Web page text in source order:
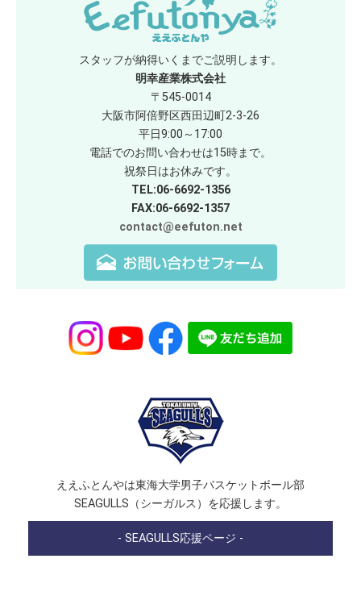
スタッフが納得いくまでご説明します。
明幸産業株式会社
〒545-0014
大阪市阿倍野区西田辺町2-3-26
平日9:00～17:00
電話でのお問い合わせは15時まで。
祝祭日はお休みです。
TEL:06-6692-1356
FAX:06-6692-1357
contact@eefuton.net
ええふとんやは東海大学男子バスケットボール部
SEAGULLS（シーガルス）を応援します。
- SEAGULLS応援ページ -